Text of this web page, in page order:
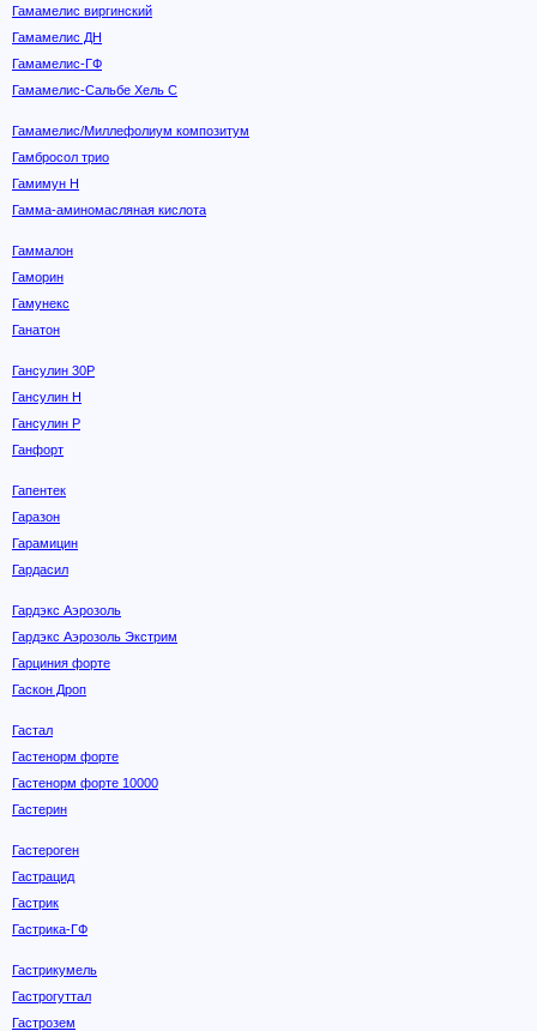
Гамамелис виргинский
Гамамелис ДН
Гамамелис-ГФ
Гамамелис-Сальбе Хель С
Гамамелис/Миллефолиум композитум
Гамбросол трио
Гамимун Н
Гамма-аминомасляная кислота
Гаммалон
Гаморин
Гамунекс
Ганатон
Гансулин 30Р
Гансулин Н
Гансулин Р
Ганфорт
Гапентек
Гаразон
Гарамицин
Гардасил
Гардэкс Аэрозоль
Гардэкс Аэрозоль Экстрим
Гарциния форте
Гаскон Дроп
Гастал
Гастенорм форте
Гастенорм форте 10000
Гастерин
Гастероген
Гастрацид
Гастрик
Гастрика-ГФ
Гастрикумель
Гастрогуттал
Гастрозем